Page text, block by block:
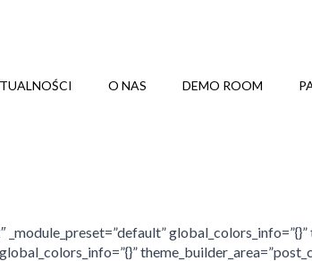
O NAS DEMO ROOM